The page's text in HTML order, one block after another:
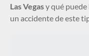
Las Vegasy qué puede
un accidente de este